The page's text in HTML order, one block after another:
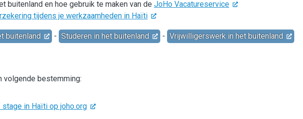
buitenland en hoe gebruik te maken van de JoHo Vacatureservice
tijdens je werkzaamheden in Haïti
buitenland - Studeren in het buitenland - Vrijwilligerswerk in het buitenland
volgende bestemming:
in Haïti op joho.org